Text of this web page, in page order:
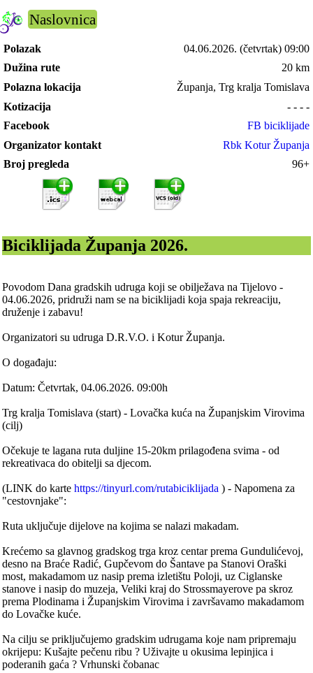
Naslovnica
Polazak 04.06.2026. (četvrtak) 09:00
Dužina rute
20 km
Polazna lokacija
Županja, Trg kralja Tomislava
Kotizacija
- - - -
Facebook
FB biciklijade
Organizator kontakt
Rbk Kotur Županja
Broj pregleda
96+
Biciklijada Županja 2026.
Povodom Dana gradskih udruga koji se obilježava na Tijelovo -
04.06.2026, pridruži nam se na biciklijadi koja spaja rekreaciju,
druženje i zabavu!
Organizatori su udruga D.R.V.O. i Kotur Županja.
O događaju:
Datum: Četvrtak, 04.06.2026. 09:00h
Trg kralja Tomislava (start) - Lovačka kuća na Županjskim Virovima
(cilj)
Očekuje te lagana ruta duljine 15-20km prilagođena svima - od
rekreativaca do obitelji sa djecom.
(LINK do kartehttps://tinyurl.com/rutabiciklijada ) - Napomena za
"cestovnjake":
Ruta uključuje dijelove na kojima se nalazi makadam.
Krećemo sa glavnog gradskog trga kroz centar prema Gundulićevoj,
desno na Braće Radić, Gupčevom do Šantave pa Stanovi Oraški
most, makadamom uz nasip prema izletištu Poloji, uz Ciglanske
stanove i nasip do muzeja, Veliki kraj do Strossmayerove pa skroz
prema Plodinama i Županjskim Virovima i završavamo makadamom
do Lovačke kuće.
Na cilju se priključujemo gradskim udrugama koje nam pripremaju
okrijepu: Kušajte pečenu ribu ? Uživajte u okusima lepinjica i
poderanih gaća ? Vrhunski čobanac